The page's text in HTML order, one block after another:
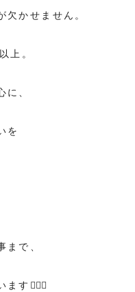
欠かせません。
上。
に、
を
まで、
す👷🏻‍♀️